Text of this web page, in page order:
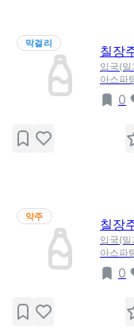
막걸리
칠장
입국(
아스파
0
약주
칠장
입국(
아스파
0